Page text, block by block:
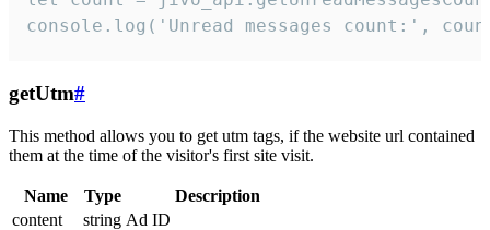
console.log('Unread messages count:',
getUtm#
This method allows you to get utm tags, if the website url contained
them at the time of the visitor's first site visit.
Name Type
Description
content
string Ad ID